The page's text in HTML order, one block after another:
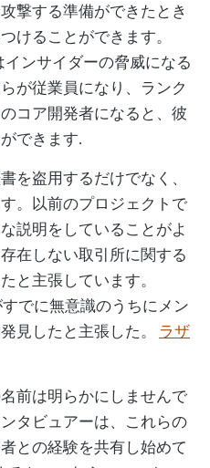
撃する準備ができたとき
けることができます。
インサイダーの脅威になる
が従業員になり、ランク
コア開発者になると、彼
できます.
を盗用するだけでなく、
。以前のプロジェクトで
説明をしていることがよ
在しない取引所に関する
と主張しています。
でに無意識のうちにメン
見したと主張した。 ラザ
前は明らかにしませんで
タビュアーは、これらの
との経験を共有し始めて